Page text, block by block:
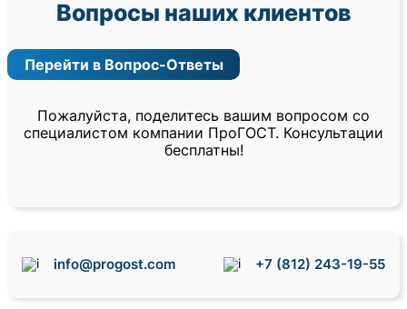
Вопросы наших клиентов
Перейти в Вопрос-Ответы
Пожалуйста, поделитесь вашим вопросом со
специалистом компании ПроГОСТ. Консультации
бесплатны!
info@progost.com +7 (812) 243-19-55